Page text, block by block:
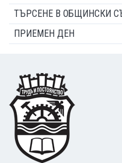
ТЪРСЕНЕ В ОБЩИНСКИ
ПРИЕМЕН ДЕН
Footer